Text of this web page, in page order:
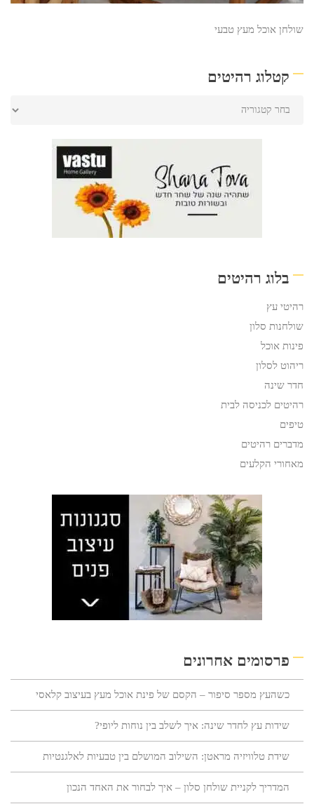
שולחן אוכל מעץ טבעי
קטלוג רהיטים
בלוג רהיטים
רהיטי עץ
שולחנות סלון
פינות אוכל
ריהוט לסלון
חדר שינה
רהיטים לכניסה לבית
טיפים
מדברים רהיטים
מאחורי הקלעים
פרסומים אחרונים
כשהעץ מספר סיפור – הקסם של פינת אוכל מעץ בעיצוב קלאסי
שידות עץ לחדר שינה: איך לשלב בין נוחות ליופי?
שידת טלוויזיה מראטן: השילוב המושלם בין טבעיות לאלגנטיות
המדריך לקניית שולחן סלון – איך לבחור את האחד הנכון